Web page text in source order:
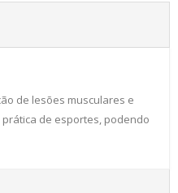
de lesões musculares e
de esportes, podendo